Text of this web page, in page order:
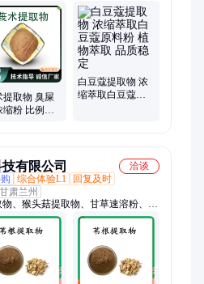
料、食品饮料原料、固体饮料原
、果蔬粉厂家、水溶粉、提取物定
、浓缩粉厂家、浓缩粉原料、果蔬
、果汁粉、水溶植物原料、藤茶提
提取物 臭屎
缩粉 比例水
白豆蔻提取物 浓
缩萃取白豆蔻原
有限公司
洽谈
综合体验L1
回复及时
甘肃兰州
、猴头菇提取物、甘草速溶粉、黑
粉、桑椹粉、火龙果粉、板蓝根提取
提取物、金银花提取物、百合提取
物、桑叶提取物、荷叶提取物、砂
白桦茸提取物、樱桃粉